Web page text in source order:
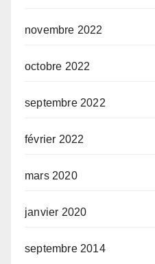
novembre 2022
octobre 2022
septembre 2022
février 2022
mars 2020
janvier 2020
septembre 2014